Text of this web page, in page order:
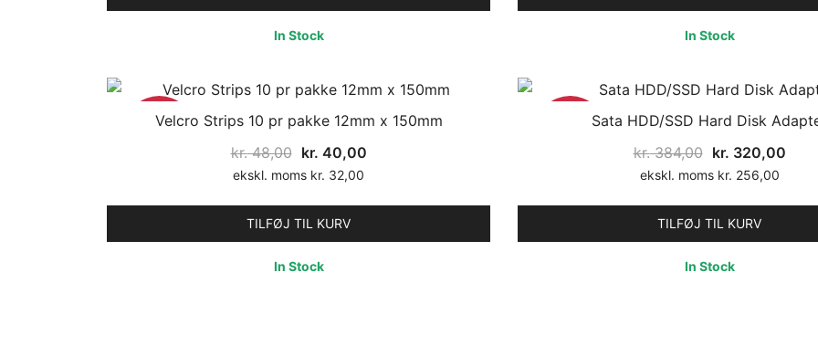
kr. 138,00.kr. 115,00.
In Stock
kr. 96,00.kr.
In Stock
17%
Velcro Strips 10 pr pakke 12mm x 150mm
kr.48,00 Den
oprindelige
var:
kr. 48,00.
kr. 40,00Den
kr. 40,00.
ekskl. moms kr. 32,00
TILFØJ TIL KURV
In Stock
Sata HDD/SSD Hard Disk
kr.384,00 Den
oprindelige
var:
kr. 384,00.
kr. 320,00Den
kr.
ekskl. moms kr. 256,00
TILFØJ TIL KURV
In Stock